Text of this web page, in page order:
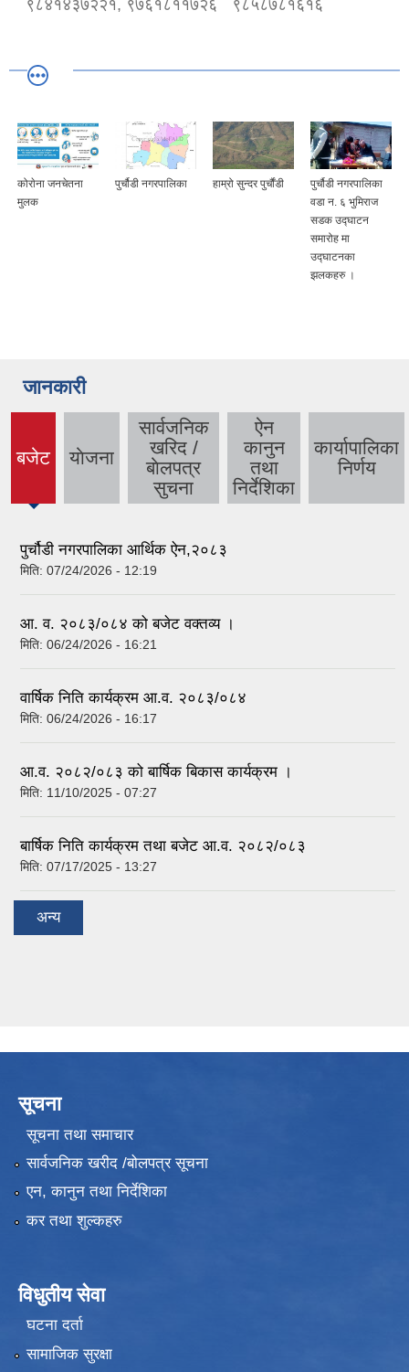
९८४१४३७२२१, ९७६१८११७२६ ९८५८७८१६१६
कोराेना जनचेतना
मुलक
पुर्चौडी नगरपालिका हाम्रो सुन्दर पुर्चौंडी
पुर्चौडी नगरपालिका
वडा न. ६ भुमिराज
सडक उद्घ‍ाटन
समारोह मा
उद्घ‍ाटनका
झलकहरु ।
जानकारी
बजेट
(active
याेजना
सार्वजनिक
खरिद /
बाेलपत्र
सुचना
ऐन
कानुन
तथा
निर्देशिका
कार्यापालिका
निर्णय
पुर्चौडी नगरपालिका आर्थिक ऐन,२०८३
मिति: 07/24/2026 - 12:19
आ. व. २०८३/०८४ को बजेट वक्तव्य ।
मिति: 06/24/2026 - 16:21
वार्षिक निति कार्यक्रम आ.व. २०८३/०८४
मिति: 06/24/2026 - 16:17
आ.व. २०८२/०८३ को बार्षिक बिकास कार्यक्रम ।
मिति: 11/10/2025 - 07:27
बार्षिक निति कार्यक्रम तथा बजेट आ.व. २०८२/०८३
मिति: 07/17/2025 - 13:27
अन्य
सूचना
सूचना तथा समाचार
सार्वजनिक खरीद /बोलपत्र सूचना
एन, कानुन तथा निर्देशिका
कर तथा शुल्कहरु
विधुतीय सेवा
घटना दर्ता
सामाजिक सुरक्षा